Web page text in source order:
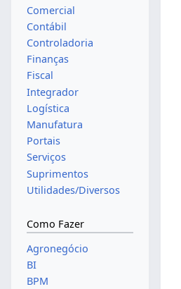
Comercial
Contábil
Controladoria
Finanças
Fiscal
Integrador
Logística
Manufatura
Portais
Serviços
Suprimentos
Utilidades/Diversos
Como Fazer
Agronegócio
BI
BPM